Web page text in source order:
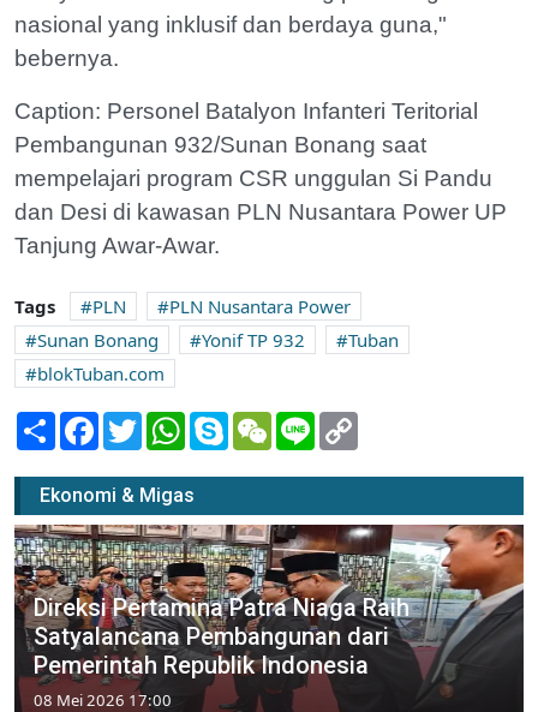
nasional yang inklusif dan berdaya guna,"
bebernya.
Caption: Personel Batalyon Infanteri Teritorial
Pembangunan 932/Sunan Bonang saat
mempelajari program CSR unggulan Si Pandu
dan Desi di kawasan PLN Nusantara Power UP
Tanjung Awar-Awar.
Tags PLN
PLN Nusantara Power
Sunan Bonang
Yonif TP 932
Tuban
blokTuban.com
Share Facebook
TwitterWhatsApp
SkypeWeChatLine
Ekonomi & Migas
Direksi Pertamina Patra Niaga Raih
Satyalancana Pembangunan dari
Pemerintah Republik Indonesia
08 Mei 2026 17:00